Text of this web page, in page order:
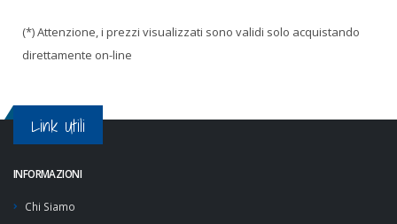
(*) Attenzione, i prezzi visualizzati sono validi solo acquistando
direttamente on-line
Link Utili
INFORMAZIONI
Chi Siamo